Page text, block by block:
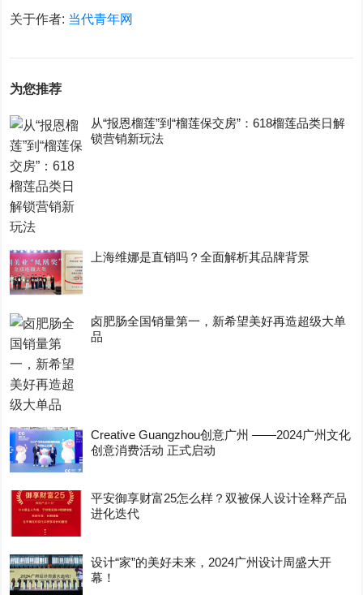
关于作者: 当代青年网
为您推荐
从“报恩榴莲”到“榴莲保交房”：618榴莲品类日解
锁营销新玩法
上海维娜是直销吗？全面解析其品牌背景
卤肥肠全国销量第一，新希望美好再造超级大单
品
Creative Guangzhou创意广州 ——2024广州文化
创意消费活动 正式启动
平安御享财富25怎么样？双被保人设计诠释产品
进化迭代
设计“家”的美好未来，2024广州设计周盛大开
幕！